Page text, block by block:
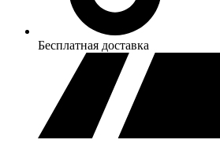
Бесплатная доставка